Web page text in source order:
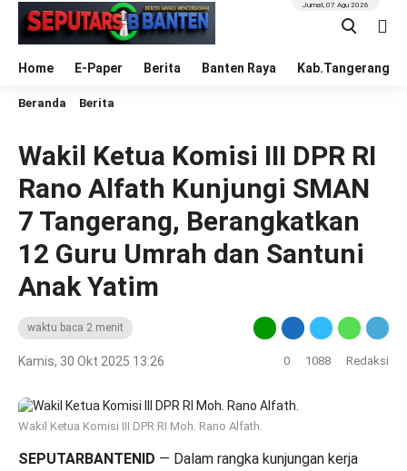
Home E-Paper Berita Banten Raya Kab.Tangerang
Jumat, 07 Agu 2026
Beranda Berita
Wakil Ketua Komisi III DPR RI
Rano Alfath Kunjungi SMAN
7 Tangerang, Berangkatkan
12 Guru Umrah dan Santuni
Anak Yatim
waktu baca 2 menit
Kamis, 30 Okt 2025 13:26 0 1088 Redaksi
Wakil Ketua Komisi III DPR RI Moh. Rano Alfath.
SEPUTARBANTENID — Dalam rangka kunjungan kerja